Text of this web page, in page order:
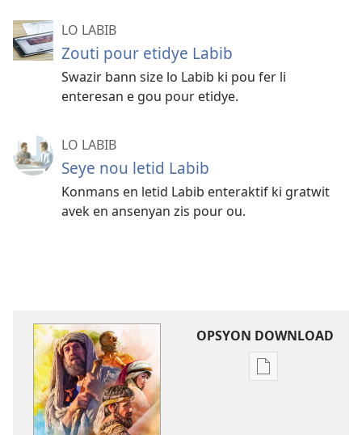
LO LABIB
Zouti pour etidye Labib
Swazir bann size lo Labib ki pou fer li
enteresan e gou pour etidye.
LO LABIB
Seye nou letid Labib
Konmans en letid Labib enteraktif ki gratwit
avek en ansenyan zis pour ou.
OPSYON DOWNLOAD
Opsyon